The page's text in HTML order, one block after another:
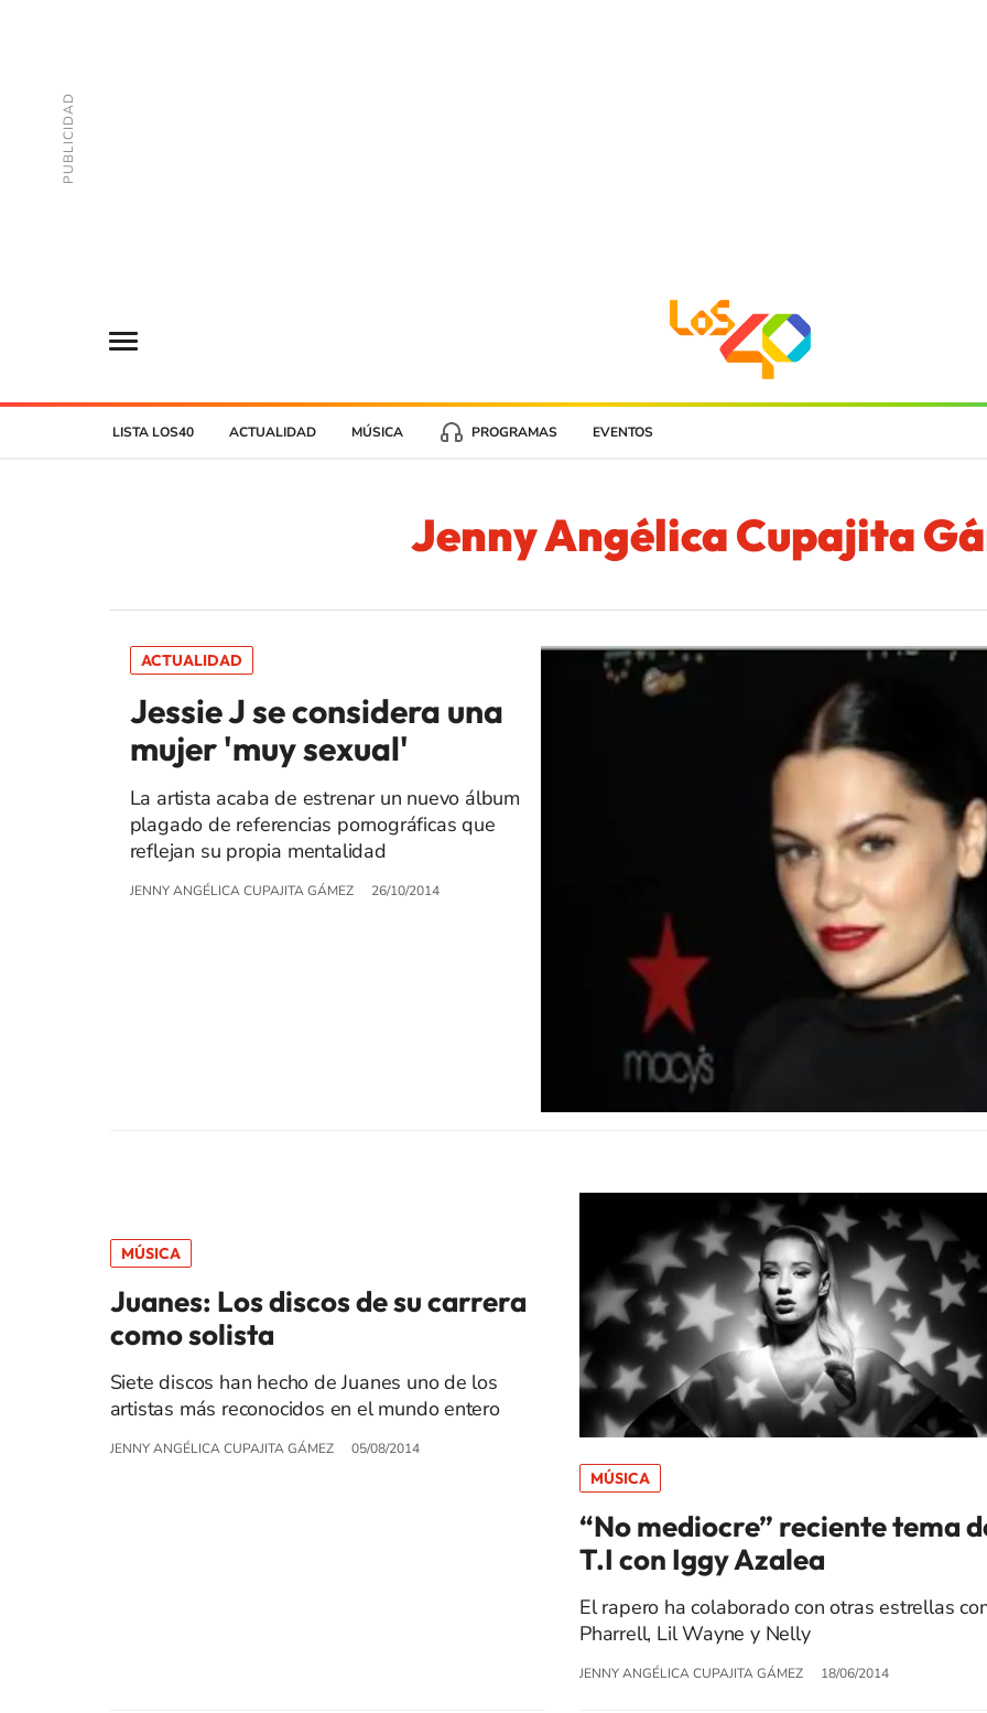
LISTA LOS40 ACTUALIDAD MÚSICA PROGRAMAS EVENTOS
Jenny Angélica Cupajita
ACTUALIDAD
Jessie J se considera una
mujer 'muy sexual'
La artista acaba de estrenar un nuevo álbum
plagado de referencias pornográficas que
reflejan su propia mentalidad
JENNY ANGÉLICA CUPAJITA GÁMEZ 26/10/2014
MÚSICA
Juanes: Los discos de su carrera
como solista
Siete discos han hecho de Juanes uno de los
artistas más reconocidos en el mundo entero
JENNY ANGÉLICA CUPAJITA GÁMEZ 05/08/2014
MÚSICA
“No mediocre” reciente tema
T.I con Iggy Azalea
El rapero ha colaborado con otras estrellas
Pharrell, Lil Wayne y Nelly
JENNY ANGÉLICA CUPAJITA GÁMEZ 18/06/2014